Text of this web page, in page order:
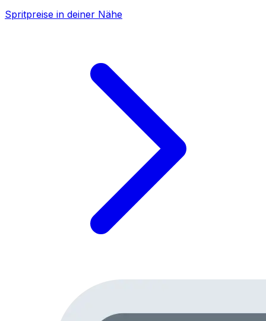
Spritpreise in deiner Nähe